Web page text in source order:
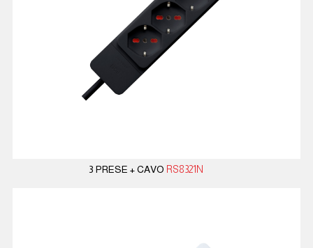
3 PRESE + CAVO RS8321N